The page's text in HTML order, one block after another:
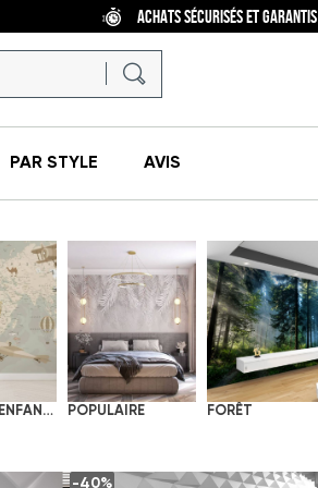
ACHATS SÉCURISÉS ET GARANTIS
PAR STYLE AVIS
POPULAIRE FORÊT
-40%